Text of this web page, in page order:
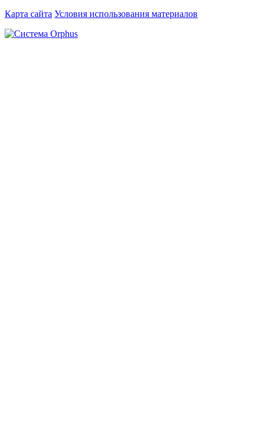
Карта сайта Условия использования материалов